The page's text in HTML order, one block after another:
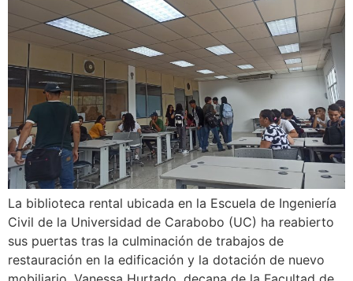
La biblioteca rental ubicada en la Escuela de Ingeniería
Civil de la Universidad de Carabobo (UC) ha reabierto
sus puertas tras la culminación de trabajos de
restauración en la edificación y la dotación de nuevo